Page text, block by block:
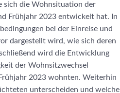
sich die Wohnsituation der
Frühjahr 2023 entwickelt hat. In
bei der Einreise und
dargestellt wird, wie sich deren
wird die Entwicklung
der Wohnsitzwechsel
2023 wohnten. Weiterhin
unterscheiden und welche